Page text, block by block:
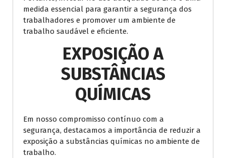
medida essencial para garantir a segurança dos
trabalhadores e promover um ambiente de
trabalho saudável e eficiente.
EXPOSIÇÃO A
SUBSTÂNCIAS
QUÍMICAS
Em nosso compromisso contínuo com a
segurança, destacamos a importância de reduzir a
exposição a substâncias químicas no ambiente de
trabalho.